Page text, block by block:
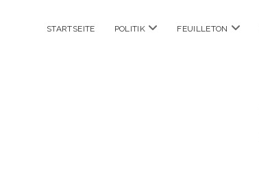
STARTSEITE POLITIK Menü
FEUILLETON Menü